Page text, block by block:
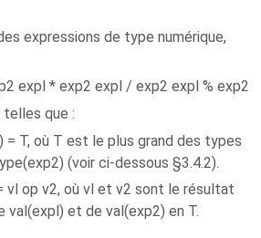
expressions de type numérique,
expl * exp2 expl / exp2 expl % exp2
que :
= T, où T est le plus grand des types
(voir ci-dessous §3.4.2).
vl op v2, où vl et v2 sont le résultat
val(expl) et de val(exp2) en T.